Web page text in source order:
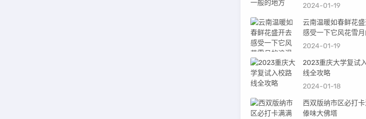
2024-01-19
云南温暖如春鲜花
感受一下它风花雪
漫吧
2024-01-19
2023重庆大学复试
线全攻略
2024-01-18
西双版纳市区必打
傣味大佛塔